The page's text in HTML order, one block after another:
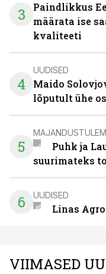
3
Paindlikkus
määrata ise
kvaliteeti
4
UUDISED
Maido
lõputult ühe
5
Puhk ja
suurimateks
6 UUDISED
Linas
VIIMASED